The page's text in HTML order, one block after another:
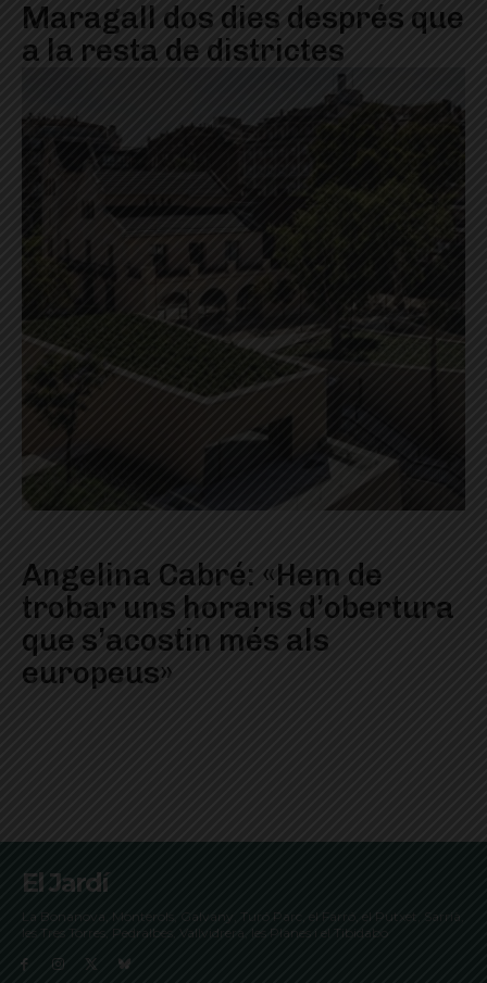
Maragall dos dies després que
a la resta de districtes
Angelina Cabré: «Hem de
trobar uns horaris d’obertura
que s’acostin més als
europeus»
El Jardí
La Bonanova, Monterols, Galvany, Turó Parc, el Farró, el Putxet, Sarrià,
les Tres Torres, Pedralbes, Vallvidrera, les Planes i el Tibidabo